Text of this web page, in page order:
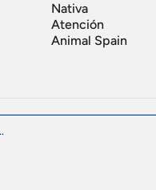
Nativa
Atención
Animal Spain